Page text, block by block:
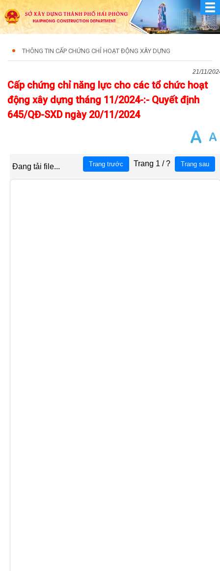
THÔNG TIN CẤP CHỨNG CHỈ HOẠT ĐỘNG XÂY DỰNG
21/11/
Cấp chứng chỉ năng lực cho các tổ chức hoạt
động xây dựng tháng 11/2024-:- Quyết định
645/QĐ-SXD ngày 20/11/2024